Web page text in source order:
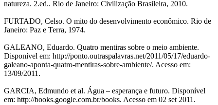
natureza. 2.ed.. Rio de Janeiro: Civilização Brasileira, 2010.
FURTADO, Celso. O mito do desenvolvimento econômico. Rio de
Janeiro: Paz e Terra, 1974.
GALEANO, Eduardo. Quatro mentiras sobre o meio ambiente.
Disponível em: http://ponto.outraspalavras.net/2011/05/17/eduardo-
galeano-aponta-quatro-mentiras-sobre-ambiente/. Acesso em:
13/09/2011.
GARCIA, Edmundo et al. Água – esperança e futuro. Disponível
em: http://books.google.com.br/books. Acesso em 02 set 2011.